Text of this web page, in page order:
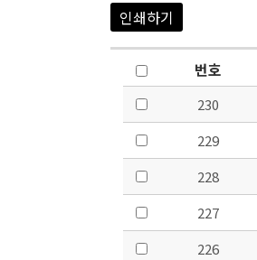
인쇄하기
번호
230
229
228
227
226